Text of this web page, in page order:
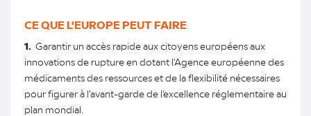
CE QUE L'EUROPE PEUT FAIRE
1. Garantir un accès rapide aux citoyens européens aux
innovations de rupture en dotant l'Agence européenne des
médicaments des ressources et de la flexibilité nécessaires
pour figurer à l’avant-garde de l'excellence réglementaire au
plan mondial.